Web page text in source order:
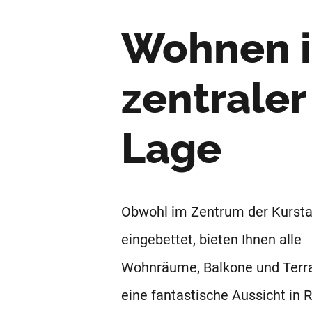
Wohnen
zentraler
Lage
Obwohl im Zentrum der
eingebettet, bieten Ihnen alle
Wohnräume, Balkone und
eine fantastische Aussicht in